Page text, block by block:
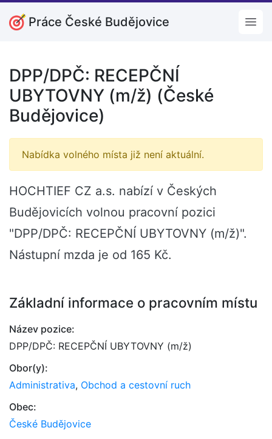
Práce České Budějovice
DPP/DPČ: RECEPČNÍ
UBYTOVNY (m/ž) (České
Budějovice)
Nabídka volného místa již není aktuální.
HOCHTIEF CZ a.s. nabízí v Českých
Budějovicích volnou pracovní pozici
"DPP/DPČ: RECEPČNÍ UBYTOVNY (m/ž)".
Nástupní mzda je od 165 Kč.
Základní informace o pracovním místu
Název pozice:
DPP/DPČ: RECEPČNÍ UBYTOVNY (m/ž)
Obor(y):
Administrativa, Obchod a cestovní ruch
Obec:
České Budějovice